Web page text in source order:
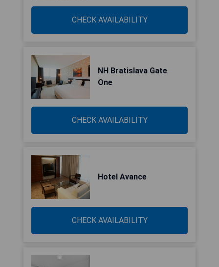
CHECK AVAILABILITY
NH Bratislava Gate
One
CHECK AVAILABILITY
Hotel Avance
CHECK AVAILABILITY